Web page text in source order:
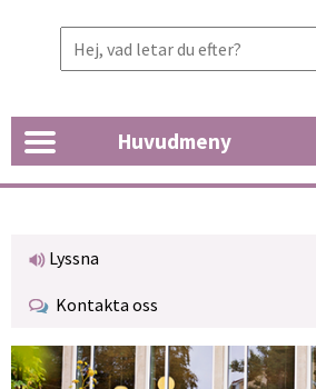
Huvudmeny
Lyssna
Kontakta oss